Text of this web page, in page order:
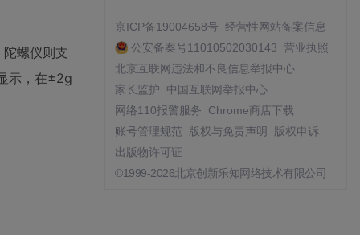
螺仪则支
示，在±2g
京ICP备19004658号 经营性网站备案信息
公安备案号11010502030143 营业执照
北京互联网违法和不良信息举报中心
家长监护
中国互联网举报中心
网络110报警服务
Chrome商店下载
账号管理规范
版权与免责声明
版权申诉
出版物许可证
©1999-2026北京创新乐知网络技术有限公司